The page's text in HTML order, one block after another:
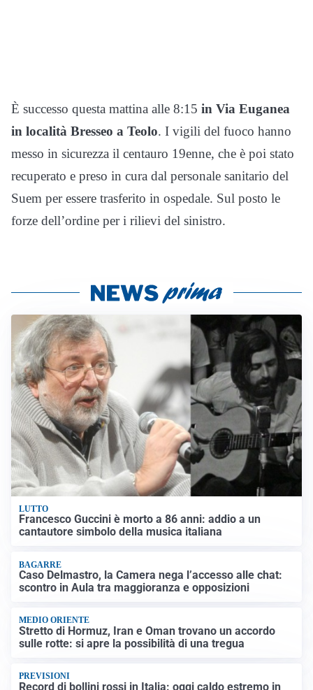
È successo questa mattina alle 8:15 in Via Euganea
in località Bresseo a Teolo. I vigili del fuoco hanno
messo in sicurezza il centauro 19enne, che è poi stato
recuperato e preso in cura dal personale sanitario del
Suem per essere trasferito in ospedale. Sul posto le
forze dell’ordine per i rilievi del sinistro.
LUTTO
Francesco Guccini è morto a 86 anni: addio a un
cantautore simbolo della musica italiana
BAGARRE
Caso Delmastro, la Camera nega l’accesso alle chat:
scontro in Aula tra maggioranza e opposizioni
MEDIO ORIENTE
Stretto di Hormuz, Iran e Oman trovano un accordo
sulle rotte: si apre la possibilità di una tregua
PREVISIONI
Record di bollini rossi in Italia: oggi caldo estremo in